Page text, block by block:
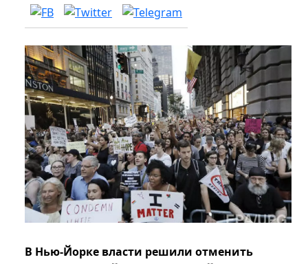
В Нью-Йорке власти решили отменить